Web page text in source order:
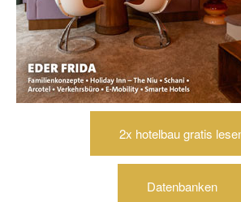
2x hotelbau gratis
Datenbanken